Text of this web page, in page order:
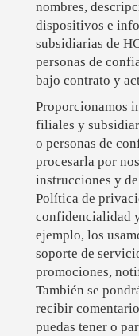
nombres,
dispositivos e
subsidiarias de
personas de
bajo contrato y
Proporcionamos
filiales y
o personas de
procesarla por
instrucciones y
Política de
confidencialidad
ejemplo, los
soporte de
promociones,
También se
recibir
puedas tener o